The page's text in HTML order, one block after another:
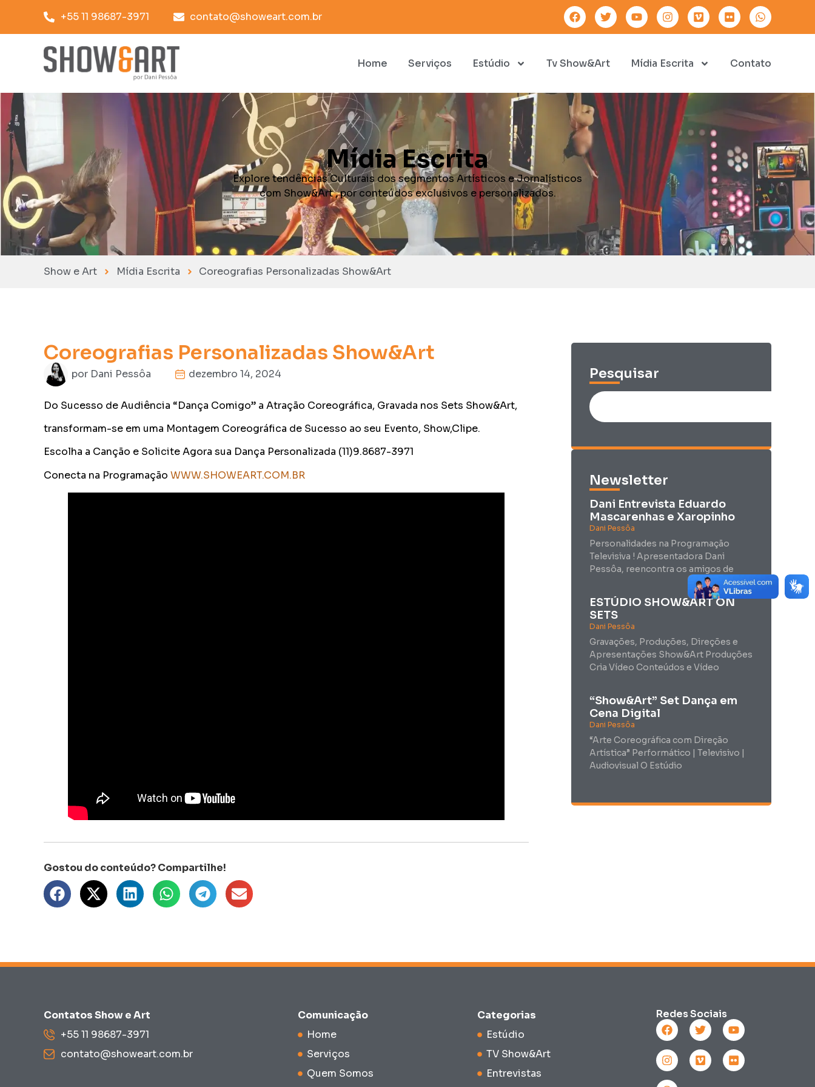
+55 11 98687-3971 contato@showeart.com.br
Home Serviços Estúdio Tv Show&Art Mídia Escrita Contato
Mídia Escrita
Explore tendências Culturais dos segmentos Artísticos e Jornalísticos
com Show&Art , por conteúdos exclusivos e personalizados.
Show e Art Mídia Escrita Coreografias Personalizadas Show&Art
Coreografias Personalizadas Show&Art
por Dani Pessôa dezembro 14, 2024
Do Sucesso de Audiência “Dança Comigo” a Atração Coreográfica, Gravada nos Sets Show&Art,
transformam-se em uma Montagem Coreográfica de Sucesso ao seu Evento, Show,Clipe.
Escolha a Canção e Solicite Agora sua Dança Personalizada (11)9.8687-3971
Conecta na Programação WWW.SHOWEART.COM.BR
Pesquisar
Newsletter
Dani Entrevista Eduardo
Mascarenhas e Xaropinho
Dani Pessôa
Personalidades na Programação
Televisiva ! Apresentadora Dani
Pessôa, reencontra os amigos de
ESTÚDIO SHOW&ART ON
SETS
Dani Pessôa
Gravações, Produções, Direções e
Apresentações Show&Art Produções
Cria Vídeo Conteúdos e Vídeo
“Show&Art” Set Dança em
Cena Digital
Dani Pessôa
“Arte Coreográfica com Direção
Artística” Performático | Televisivo |
Audiovisual O Estúdio
Contatos Show e Art
+55 11 98687-3971
contato@showeart.com.br
Comunicação
Home
Serviços
Quem Somos
Categorias
Estúdio
TV Show&Art
Entrevistas
Redes Sociais